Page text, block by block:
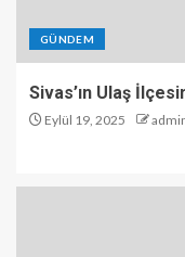
GÜNDEM
Sivas’ın Ulaş
Eylül 19, 2025